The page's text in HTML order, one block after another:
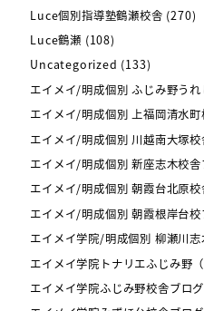
Luce個別指導塾鶴瀬校舎 (270)
Luce鶴瀬 (108)
Uncategorized (133)
エイメイ/明成個別 ふじみ野う
エイメイ/明成個別 上福岡清水
エイメイ/明成個別 川越南大塚校
エイメイ/明成個別 新座志木校舎
エイメイ/明成個別 朝霞台北原校
エイメイ/明成個別 朝霞根岸台校
エイメイ学院/明成個別 柳瀬川志
エイメイ学院トナリエふじみ野
エイメイ学院ふじみ野校舎ブログ